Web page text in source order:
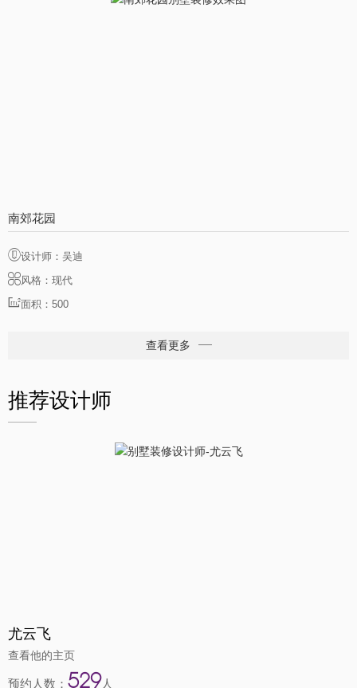
南郊花园
设计师：吴迪
风格：现代
面积：500
查看更多
推荐设计师
尤云飞
查看他的主页
预约人数： 529人